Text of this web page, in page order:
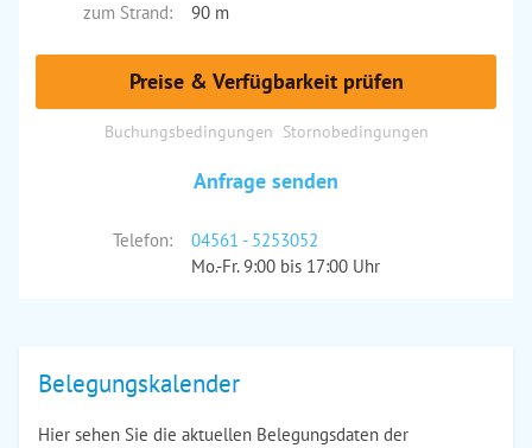
zum Strand:
90 m
Preise & Verfügbarkeit prüfen
Buchungsbedingungen Stornobedingungen
Anfrage senden
Telefon:
04561 - 5253052
Mo.-Fr. 9:00 bis 17:00 Uhr
Belegungskalender
Hier sehen Sie die aktuellen Belegungsdaten der